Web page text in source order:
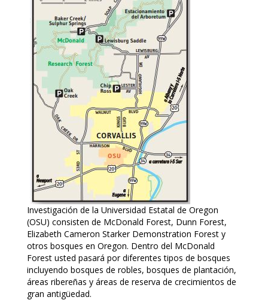
Investigación de la Universidad Estatal de Oregon
(OSU) consisten de McDonald Forest, Dunn Forest,
Elizabeth Cameron Starker Demonstration Forest y
otros bosques en Oregon. Dentro del McDonald
Forest usted pasará por diferentes tipos de bosques
incluyendo bosques de robles, bosques de plantación,
áreas ribereñas y áreas de reserva de crecimientos de
gran antigüedad.